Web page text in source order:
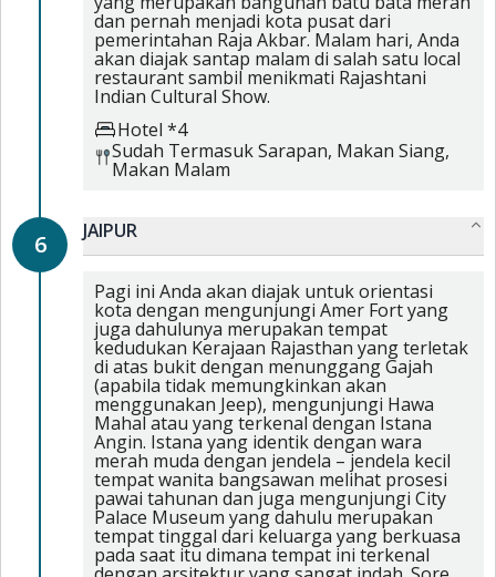
dan pernah menjadi kota pusat dari
pemerintahan Raja Akbar. Malam hari, Anda
akan diajak santap malam di salah satu local
restaurant sambil menikmati Rajashtani
Indian Cultural Show.
Hotel *4
Sudah TermasukSarapan, Makan Siang,
Makan Malam
6 JAIPUR
Pagi ini Anda akan diajak untuk orientasi
kota dengan mengunjungi Amer Fort yang
juga dahulunya merupakan tempat
kedudukan Kerajaan Rajasthan yang terletak
di atas bukit dengan menunggang Gajah
(apabila tidak memungkinkan akan
menggunakan Jeep), mengunjungi Hawa
Mahal atau yang terkenal dengan Istana
Angin. Istana yang identik dengan wara
merah muda dengan jendela – jendela kecil
tempat wanita bangsawan melihat prosesi
pawai tahunan dan juga mengunjungi City
Palace Museum yang dahulu merupakan
tempat tinggal dari keluarga yang berkuasa
pada saat itu dimana tempat ini terkenal